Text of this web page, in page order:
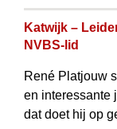
Katwijk –
NVBS-lid
René Platjouw
en interessante
dat doet hij op